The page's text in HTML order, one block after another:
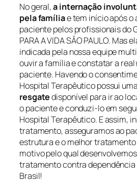
No geral,a internação
pela famíliae tem início após o
paciente pelos profissionais do
PARA A VIDA SÂO PAULO. Mas
indicada pela nossa equipe
ouvir a família e constatar a
paciente. Havendo o
Hospital Terapêutico possui uma
resgatedisponível para ir ao
o paciente e conduzi-lo em
Hospital Terapêutico. E assim,
tratamento, asseguramos ao
estrutura e o melhor
motivo pelo qual
tratamento contra dependência
Brasil!